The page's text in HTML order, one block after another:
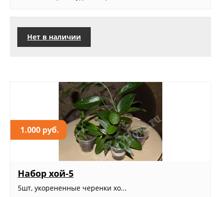
Нет в наличии
1.000 руб.
Набор хой-5
5шт, укорененные черенки хо...